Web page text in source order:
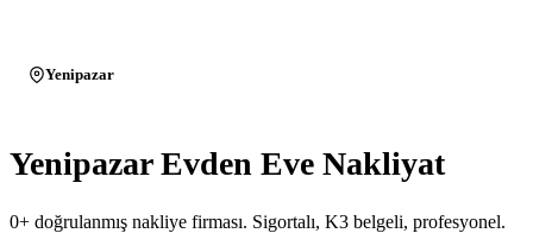
Yenipazar
Yenipazar Evden Eve Nakliyat
0+ doğrulanmış nakliye firması. Sigortalı, K3 belgeli, profesyonel.